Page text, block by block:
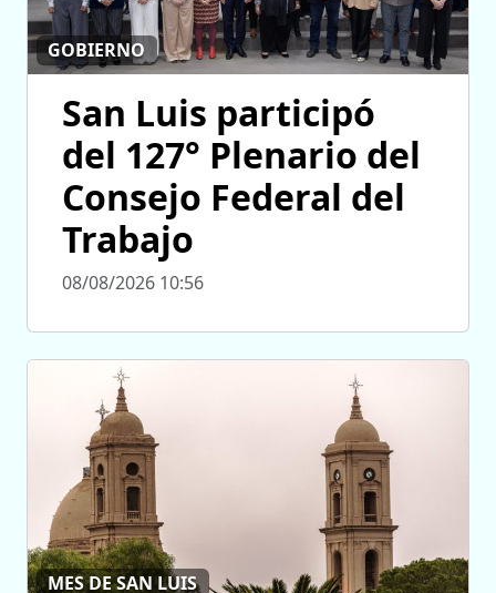
GOBIERNO
San Luis participó
del 127° Plenario del
Consejo Federal del
Trabajo
08/08/2026 10:56
MES DE SAN LUIS